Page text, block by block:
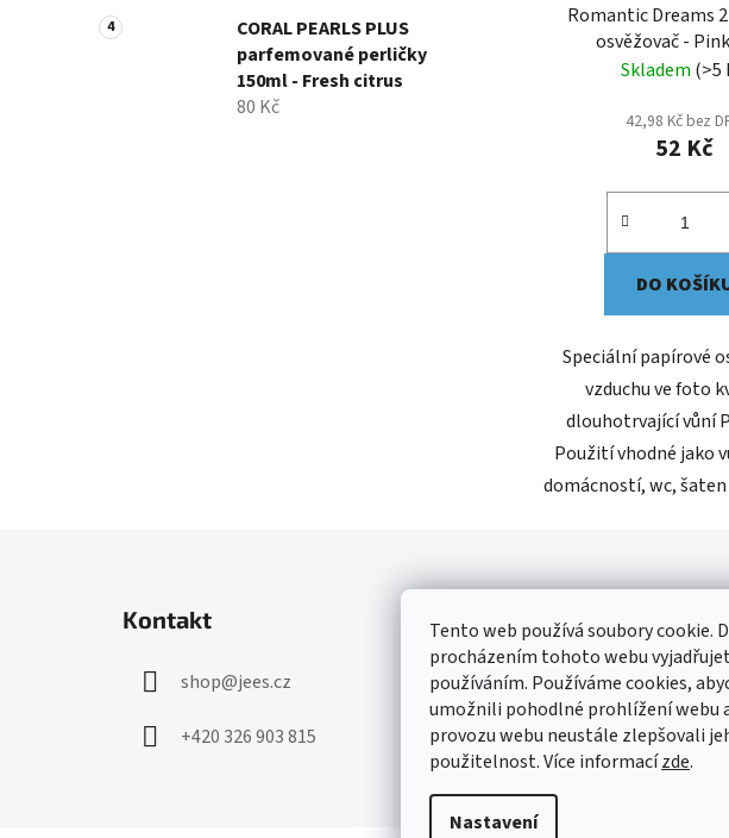
Tento web používá soubory cookie.
procházením tohoto webu
používáním. Používáme cookies,
umožnili pohodlné prohlížení webu
provozu webu neustále zlepšovali
použitelnost. Více informacízde.
Nastavení
CORAL PEARLS PLUS
parfemované perličky
150ml - Fresh citrus
80 Kč
Romantic Dreams
osvěžovač -
Skladem (>5
42,98 Kč bez
52 Kč
DO
Speciální papírové
vzduchu ve foto
dlouhotrvající vůní
Použití vhodné jako
domácností, wc,
Kontakt
shop@jees.cz
+420 326 903 815